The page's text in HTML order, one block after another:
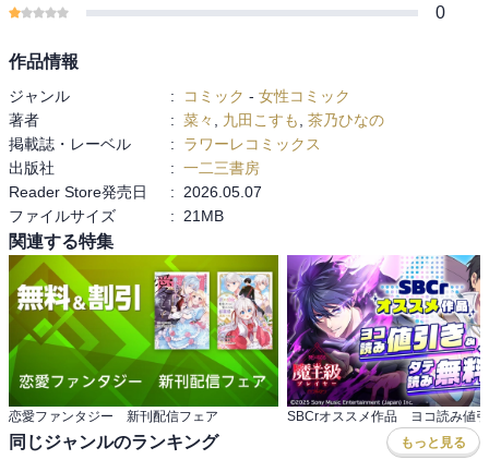
0
作品情報
ジャンル : コミック - 女性コミック
著者
: 菜々 九田こすも
茶乃ひなの
掲載誌・レーベル
:
ラワーレコミックス
出版社
: 一二三書房
Reader Store発売日
:
2026.05.07
ファイルサイズ
: 21MB
関連する特集
恋愛ファンタジー 新刊配信フェア
同じジャンルのランキング もっと見る